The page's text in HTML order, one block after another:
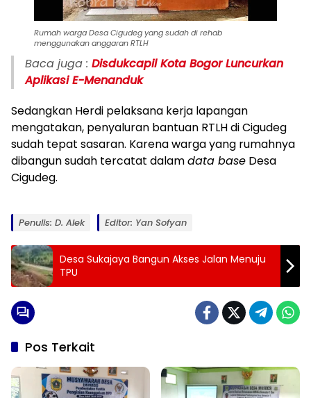
Rumah warga Desa Cigudeg yang sudah di rehab
menggunakan anggaran RTLH
Baca juga : Disdukcapil Kota Bogor Luncurkan
Aplikasi E-Menanduk
Sedangkan Herdi pelaksana kerja lapangan
mengatakan, penyaluran bantuan RTLH di Cigudeg
sudah tepat sasaran. Karena warga yang rumahnya
dibangun sudah tercatat dalamdata base Desa
Cigudeg.
Penulis: D. Alek Editor: Yan Sofyan
Desa Sukajaya Bangun Akses Jalan Menuju
TPU
Pos Terkait